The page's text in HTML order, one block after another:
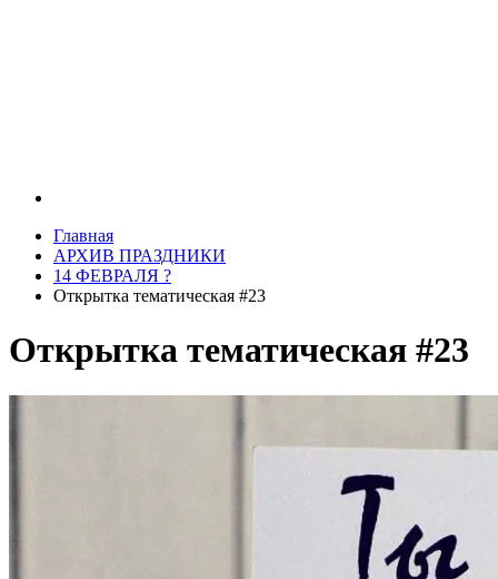
Главная
АРХИВ ПРАЗДНИКИ
14 ФЕВРАЛЯ ?
Открытка тематическая #23
Открытка тематическая #23